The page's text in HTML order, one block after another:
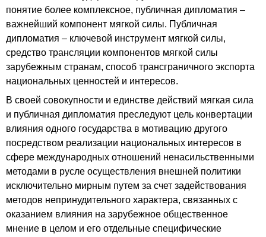
понятие более комплексное, публичная дипломатия –
важнейший компонент мягкой силы. Публичная
дипломатия – ключевой инструмент мягкой силы,
средство трансляции компонентов мягкой силы
зарубежным странам, способ трансграничного экспорта
национальных ценностей и интересов.
В своей совокупности и единстве действий мягкая сила
и публичная дипломатия преследуют цель конвертации
влияния одного государства в мотивацию другого
посредством реализации национальных интересов в
сфере международных отношений ненасильственными
методами в русле осуществления внешней политики
исключительно мирным путем за счет задействования
методов непринудительного характера, связанных с
оказанием влияния на зарубежное общественное
мнение в целом и его отдельные специфические